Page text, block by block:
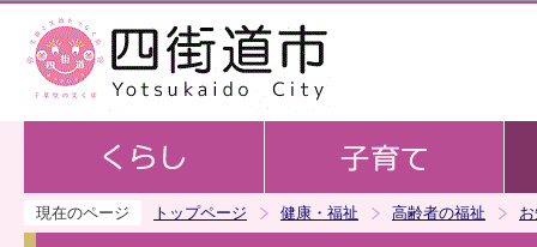
現在のページ トップページ 健康・福祉 高齢者の福祉